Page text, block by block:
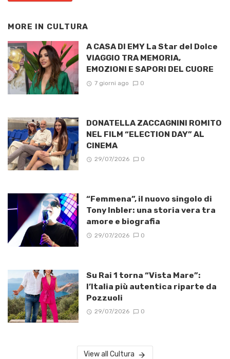
MORE IN CULTURA
A CASA DI EMY La Star del Dolce
VIAGGIO TRA MEMORIA,
EMOZIONI E SAPORI DEL CUORE
7 giorni ago 0
DONATELLA ZACCAGNINI ROMITO
NEL FILM “ELECTION DAY” AL
CINEMA
29/07/2026 0
“Femmena”, il nuovo singolo di
Tony Inbler: una storia vera tra
amore e biografia
29/07/2026 0
Su Rai 1 torna “Vista Mare”:
l’Italia più autentica riparte da
Pozzuoli
29/07/2026 0
View all Cultura